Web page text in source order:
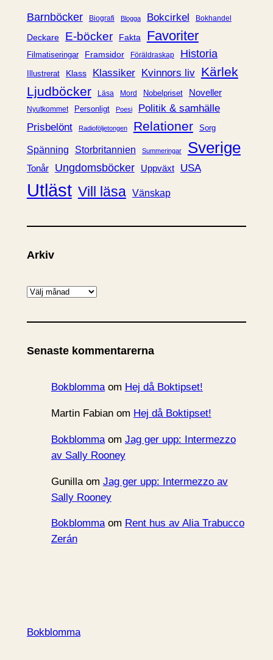
r
i
Barnböcker Biografi Blogga Bokcirkel Bokhandel
Deckare E-böcker Fakta Favoriter
Filmatiseringar Framsidor Föräldraskap Historia
Illustrerat Klass Klassiker Kvinnors liv Kärlek
Ljudböcker
Läsa Mord Nobelpriset Noveller
Nyutkommet Personligt Poesi
Politik & samhälle
Prisbelönt
Radioföljetongen Relationer Sorg
Spänning Storbritannien Summeringar Sverige
Tonår Ungdomsböcker Uppväxt USA
Utläst Vill läsa Vänskap
Arkiv
A
k
v
Senaste kommentarerna
Bokblommaom Hej då Boktipset!
Martin Fabianom Hej då Boktipset!
Bokblommaom Jag ger upp: Intermezzo
av Sally Rooney
Gunillaom Jag ger upp: Intermezzo av
Sally Rooney
Bokblommaom Rent hus av Alia Trabucco
Zerán
Bokblomma